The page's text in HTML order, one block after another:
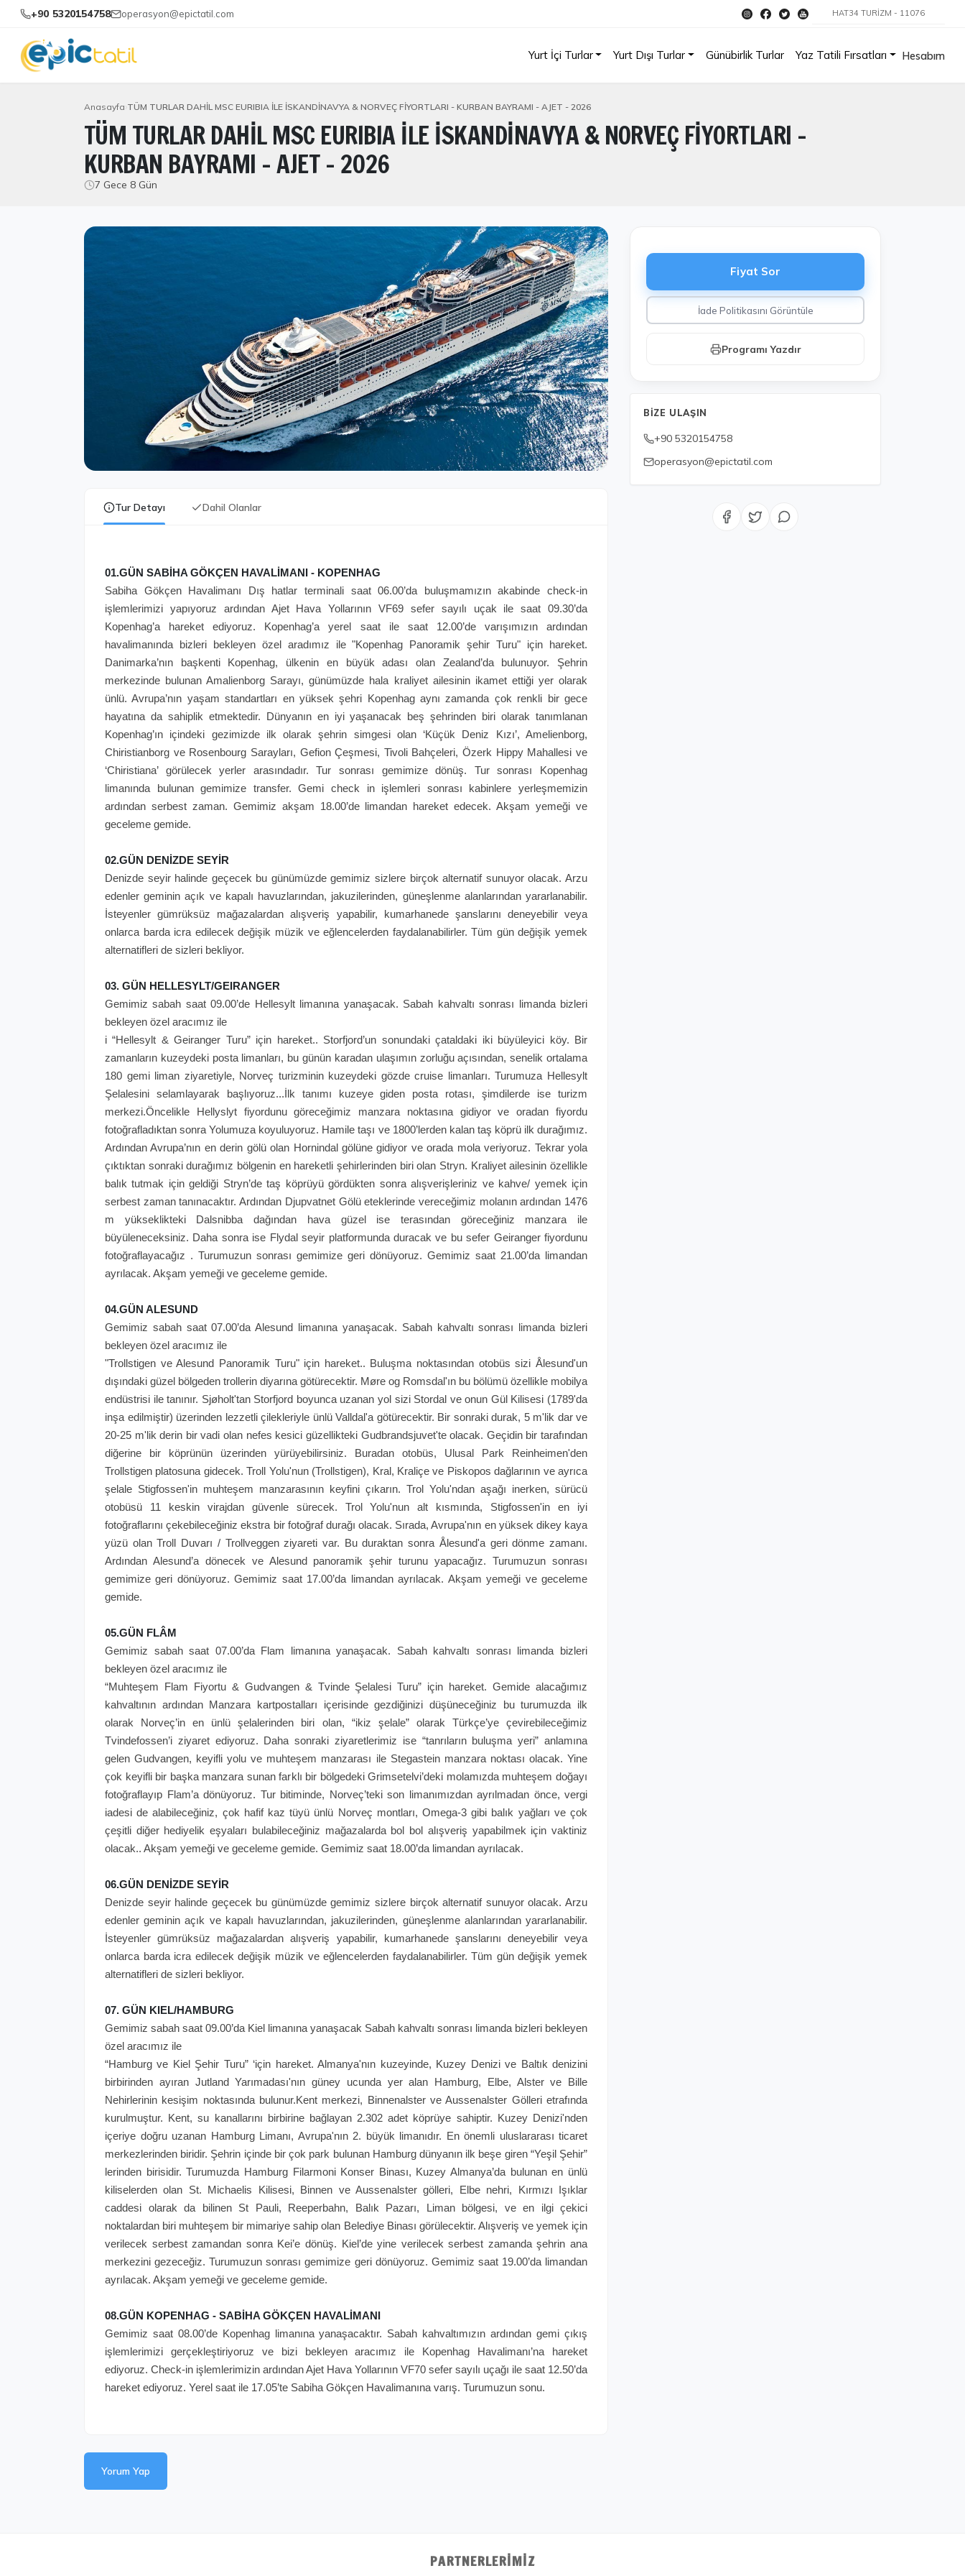
+90 5320154758 operasyon@epictatil.com HAT34 TURİZM - 11076
Yurt İçi Turlar Yurt Dışı Turlar Günübirlik Turlar Yaz Tatili Fırsatları Hesabım
Anasayfa TÜM TURLAR DAHİL MSC EURIBIA İLE İSKANDİNAVYA & NORVEÇ FİYORTLARI - KURBAN BAYRAMI - AJET - 2026
TÜM TURLAR DAHİL MSC EURIBIA İLE İSKANDİNAVYA & NORVEÇ FİYORTLARI -
KURBAN BAYRAMI - AJET - 2026
7 Gece 8 Gün
Tur Detayı Dahil Olanlar
01.GÜN SABİHA GÖKÇEN HAVALİMANI - KOPENHAG
Sabiha Gökçen Havalimanı Dış hatlar terminali saat 06.00’da buluşmamızın akabinde check-in
işlemlerimizi yapıyoruz ardından Ajet Hava Yollarının VF69 sefer sayılı uçak ile saat 09.30’da
Kopenhag’a hareket ediyoruz. Kopenhag’a yerel saat ile saat 12.00’de varışımızın ardından
havalimanında bizleri bekleyen özel aradımız ile "Kopenhag Panoramik şehir Turu" için hareket.
Danimarka’nın başkenti Kopenhag, ülkenin en büyük adası olan Zealand’da bulunuyor. Şehrin
merkezinde bulunan Amalienborg Sarayı, günümüzde hala kraliyet ailesinin ikamet ettiği yer olarak
ünlü. Avrupa’nın yaşam standartları en yüksek şehri Kopenhag aynı zamanda çok renkli bir gece
hayatına da sahiplik etmektedir. Dünyanın en iyi yaşanacak beş şehrinden biri olarak tanımlanan
Kopenhag’ın içindeki gezimizde ilk olarak şehrin simgesi olan ‘Küçük Deniz Kızı’, Amelienborg,
Chiristianborg ve Rosenbourg Sarayları, Gefion Çeşmesi, Tivoli Bahçeleri, Özerk Hippy Mahallesi ve
‘Chiristiana’ görülecek yerler arasındadır. Tur sonrası gemimize dönüş. Tur sonrası Kopenhag
limanında bulunan gemimize transfer. Gemi check in işlemleri sonrası kabinlere yerleşmemizin
ardından serbest zaman. Gemimiz akşam 18.00’de limandan hareket edecek. Akşam yemeği ve
geceleme gemide.
02.GÜN DENİZDE SEYİR
Denizde seyir halinde geçecek bu günümüzde gemimiz sizlere birçok alternatif sunuyor olacak. Arzu
edenler geminin açık ve kapalı havuzlarından, jakuzilerinden, güneşlenme alanlarından yararlanabilir.
İsteyenler gümrüksüz mağazalardan alışveriş yapabilir, kumarhanede şanslarını deneyebilir veya
onlarca barda icra edilecek değişik müzik ve eğlencelerden faydalanabilirler. Tüm gün değişik yemek
alternatifleri de sizleri bekliyor.
03. GÜN HELLESYLT/GEIRANGER
Gemimiz sabah saat 09.00’de Hellesylt limanına yanaşacak. Sabah kahvaltı sonrası limanda bizleri
bekleyen özel aracımız ile
i “Hellesylt & Geiranger Turu” için hareket.. Storfjord’un sonundaki çataldaki iki büyüleyici köy. Bir
zamanların kuzeydeki posta limanları, bu günün karadan ulaşımın zorluğu açısından, senelik ortalama
180 gemi liman ziyaretiyle, Norveç turizminin kuzeydeki gözde cruise limanları. Turumuza Hellesylt
Şelalesini selamlayarak başlıyoruz...İlk tanımı kuzeye giden posta rotası, şimdilerde ise turizm
merkezi.Öncelikle Hellyslyt fiyordunu göreceğimiz manzara noktasına gidiyor ve oradan fiyordu
fotoğrafladıktan sonra Yolumuza koyuluyoruz. Hamile taşı ve 1800’lerden kalan taş köprü ilk durağımız.
Ardından Avrupa’nın en derin gölü olan Hornindal gölüne gidiyor ve orada mola veriyoruz. Tekrar yola
çıktıktan sonraki durağımız bölgenin en hareketli şehirlerinden biri olan Stryn. Kraliyet ailesinin özellikle
balık tutmak için geldiği Stryn’de taş köprüyü gördükten sonra alışverişleriniz ve kahve/ yemek için
serbest zaman tanınacaktır. Ardından Djupvatnet Gölü eteklerinde vereceğimiz molanın ardından 1476
m yükseklikteki Dalsnibba dağından hava güzel ise terasından göreceğiniz manzara ile
büyüleneceksiniz. Daha sonra ise Flydal seyir platformunda duracak ve bu sefer Geiranger fiyordunu
fotoğraflayacağız . Turumuzun sonrası gemimize geri dönüyoruz. Gemimiz saat 21.00’da limandan
ayrılacak. Akşam yemeği ve geceleme gemide.
04.GÜN ALESUND
Gemimiz sabah saat 07.00’da Alesund limanına yanaşacak. Sabah kahvaltı sonrası limanda bizleri
bekleyen özel aracımız ile
"Trollstigen ve Alesund Panoramik Turu" için hareket.. Buluşma noktasından otobüs sizi Ålesund'un
dışındaki güzel bölgeden trollerin diyarına götürecektir. Møre og Romsdal'ın bu bölümü özellikle mobilya
endüstrisi ile tanınır. Sjøholt'tan Storfjord boyunca uzanan yol sizi Stordal ve onun Gül Kilisesi (1789'da
inşa edilmiştir) üzerinden lezzetli çilekleriyle ünlü Valldal'a götürecektir. Bir sonraki durak, 5 m'lik dar ve
20-25 m'lik derin bir vadi olan nefes kesici güzellikteki Gudbrandsjuvet'te olacak. Geçidin bir tarafından
diğerine bir köprünün üzerinden yürüyebilirsiniz. Buradan otobüs, Ulusal Park Reinheimen'den
Trollstigen platosuna gidecek. Troll Yolu'nun (Trollstigen), Kral, Kraliçe ve Piskopos dağlarının ve ayrıca
şelale Stigfossen'in muhteşem manzarasının keyfini çıkarın. Trol Yolu'ndan aşağı inerken, sürücü
otobüsü 11 keskin virajdan güvenle sürecek. Trol Yolu'nun alt kısmında, Stigfossen'in en iyi
fotoğraflarını çekebileceğiniz ekstra bir fotoğraf durağı olacak. Sırada, Avrupa'nın en yüksek dikey kaya
yüzü olan Troll Duvarı / Trollveggen ziyareti var. Bu duraktan sonra Ålesund'a geri dönme zamanı.
Ardından Alesund’a dönecek ve Alesund panoramik şehir turunu yapacağız. Turumuzun sonrası
gemimize geri dönüyoruz. Gemimiz saat 17.00’da limandan ayrılacak. Akşam yemeği ve geceleme
gemide.
05.GÜN FLÂM
Gemimiz sabah saat 07.00’da Flam limanına yanaşacak. Sabah kahvaltı sonrası limanda bizleri
bekleyen özel aracımız ile
“Muhteşem Flam Fiyortu & Gudvangen & Tvinde Şelalesi Turu” için hareket. Gemide alacağımız
kahvaltının ardından Manzara kartpostalları içerisinde gezdiğinizi düşüneceğiniz bu turumuzda ilk
olarak Norveç’in en ünlü şelalerinden biri olan, “ikiz şelale” olarak Türkçe’ye çevirebileceğimiz
Tvindefossen’i ziyaret ediyoruz. Daha sonraki ziyaretlerimiz ise “tanrıların buluşma yeri” anlamına
gelen Gudvangen, keyifli yolu ve muhteşem manzarası ile Stegastein manzara noktası olacak. Yine
çok keyifli bir başka manzara sunan farklı bir bölgedeki Grimsetelvi’deki molamızda muhteşem doğayı
fotoğraflayıp Flam’a dönüyoruz. Tur bitiminde, Norveç’teki son limanımızdan ayrılmadan önce, vergi
iadesi de alabileceğiniz, çok hafif kaz tüyü ünlü Norveç montları, Omega-3 gibi balık yağları ve çok
çeşitli diğer hediyelik eşyaları bulabileceğiniz mağazalarda bol bol alışveriş yapabilmek için vaktiniz
olacak.. Akşam yemeği ve geceleme gemide. Gemimiz saat 18.00’da limandan ayrılacak.
06.GÜN DENİZDE SEYİR
Denizde seyir halinde geçecek bu günümüzde gemimiz sizlere birçok alternatif sunuyor olacak. Arzu
edenler geminin açık ve kapalı havuzlarından, jakuzilerinden, güneşlenme alanlarından yararlanabilir.
İsteyenler gümrüksüz mağazalardan alışveriş yapabilir, kumarhanede şanslarını deneyebilir veya
onlarca barda icra edilecek değişik müzik ve eğlencelerden faydalanabilirler. Tüm gün değişik yemek
alternatifleri de sizleri bekliyor.
07. GÜN KIEL/HAMBURG
Gemimiz sabah saat 09.00’da Kiel limanına yanaşacak Sabah kahvaltı sonrası limanda bizleri bekleyen
özel aracımız ile
“Hamburg ve Kiel Şehir Turu” ‘için hareket. Almanya'nın kuzeyinde, Kuzey Denizi ve Baltık denizini
birbirinden ayıran Jutland Yarımadası'nın güney ucunda yer alan Hamburg, Elbe, Alster ve Bille
Nehirlerinin kesişim noktasında bulunur.Kent merkezi, Binnenalster ve Aussenalster Gölleri etrafında
kurulmuştur. Kent, su kanallarını birbirine bağlayan 2.302 adet köprüye sahiptir. Kuzey Denizi'nden
içeriye doğru uzanan Hamburg Limanı, Avrupa'nın 2. büyük limanıdır. En önemli uluslararası ticaret
merkezlerinden biridir. Şehrin içinde bir çok park bulunan Hamburg dünyanın ilk beşe giren “Yeşil Şehir”
lerinden birisidir. Turumuzda Hamburg Filarmoni Konser Binası, Kuzey Almanya’da bulunan en ünlü
kiliselerden olan St. Michaelis Kilisesi, Binnen ve Aussenalster gölleri, Elbe nehri, Kırmızı Işıklar
caddesi olarak da bilinen St Pauli, Reeperbahn, Balık Pazarı, Liman bölgesi, ve en ilgi çekici
noktalardan biri muhteşem bir mimariye sahip olan Belediye Binası görülecektir. Alışveriş ve yemek için
verilecek serbest zamandan sonra Kei’e dönüş. Kiel’de yine verilecek serbest zamanda şehrin ana
merkezini gezeceğiz. Turumuzun sonrası gemimize geri dönüyoruz. Gemimiz saat 19.00’da limandan
ayrılacak. Akşam yemeği ve geceleme gemide.
08.GÜN KOPENHAG - SABİHA GÖKÇEN HAVALİMANI
Gemimiz saat 08.00’de Kopenhag limanına yanaşacaktır. Sabah kahvaltımızın ardından gemi çıkış
işlemlerimizi gerçekleştiriyoruz ve bizi bekleyen aracımız ile Kopenhag Havalimanı’na hareket
ediyoruz. Check-in işlemlerimizin ardından Ajet Hava Yollarının VF70 sefer sayılı uçağı ile saat 12.50’da
hareket ediyoruz. Yerel saat ile 17.05’te Sabiha Gökçen Havalimanına varış. Turumuzun sonu.
Yorum Yap
Fiyat Sor
İade Politikasını Görüntüle
Programı Yazdır
BIZE ULAŞIN
+90 5320154758
operasyon@epictatil.com
PARTNERLERIMIZ